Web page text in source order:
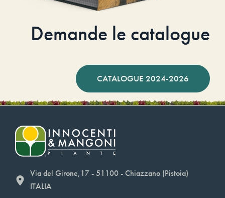
Demande le catalogue
CATALOGUE 2024-2026
Via del Girone,17 - 51100 - Chiazzano (Pistoia)
ITALIA